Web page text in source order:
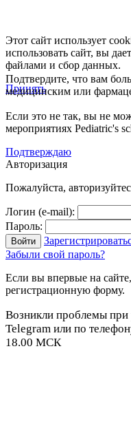
Этот сайт использует
использовать сайт, вы
файлами и сбор данных.
Принять
Подтвердите, что вам
медицинским или
Если это не так, вы не
мероприятиях Pediatric's
Подтверждаю
Авторизация
Пожалуйста,
Логин (e-mail):
Пароль:
Забыли свой пароль?
Если вы впервые на
регистрационную форму.
Возникли проблемы при
Telegram или по
18.00 МСК